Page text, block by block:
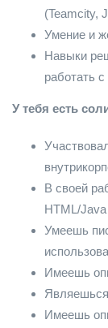
(Teamcity,
Умение и
Навыки
работать
У тебя есть
В своей
HTML/
Умеешь
Имеешь
Имеешь